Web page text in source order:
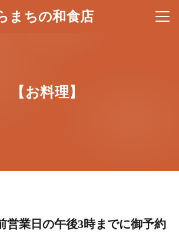
まちの和食店 メニ
【お料理】
営業日の午後3時までに御予約